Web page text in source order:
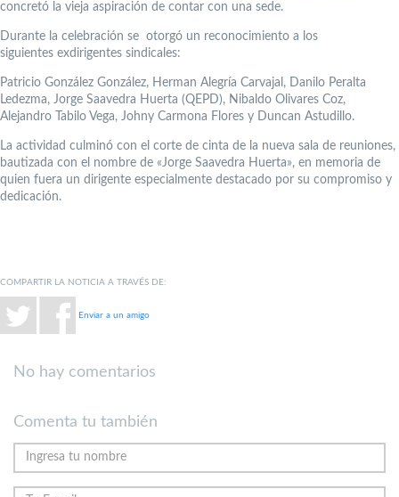
concretó la vieja aspiración de contar con una sede.
Durante la celebración se otorgó un reconocimiento a los
siguientes exdirigentes sindicales:
Patricio González González, Herman Alegría Carvajal, Danilo Peralta
Ledezma, Jorge Saavedra Huerta (QEPD), Nibaldo Olivares Coz,
Alejandro Tabilo Vega, Johny Carmona Flores y Duncan Astudillo.
La actividad culminó con el corte de cinta de la nueva sala de reuniones,
bautizada con el nombre de «Jorge Saavedra Huerta», en memoria de
quien fuera un dirigente especialmente destacado por su compromiso y
dedicación.
COMPARTIR LA NOTICIA A TRAVÉS DE:
Enviar a un amigo
No hay comentarios
Comenta tu también